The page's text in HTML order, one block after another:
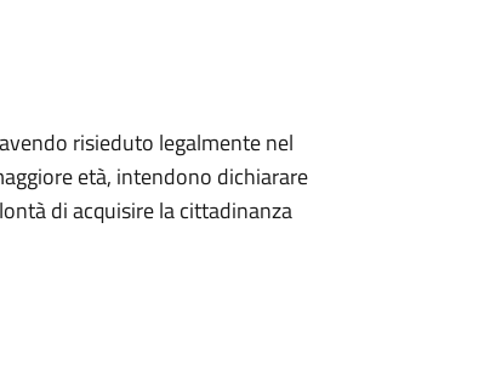
risieduto legalmente nel
età, intendono dichiarare
di acquisire la cittadinanza